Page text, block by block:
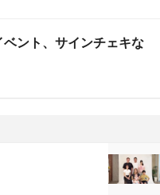
ント、サインチェキな